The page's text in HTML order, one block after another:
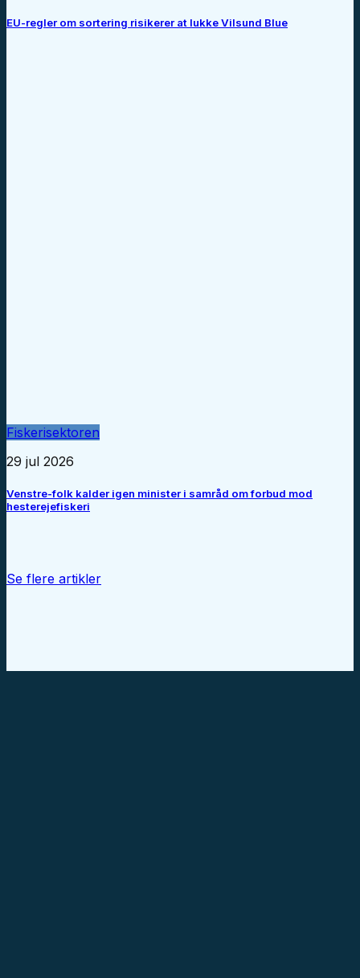
EU-regler om sortering risikerer at lukke Vilsund Blue
Fiskerisektoren
29 jul 2026
Venstre-folk kalder igen minister i samråd om forbud mod
hesterejefiskeri
Se flere artikler